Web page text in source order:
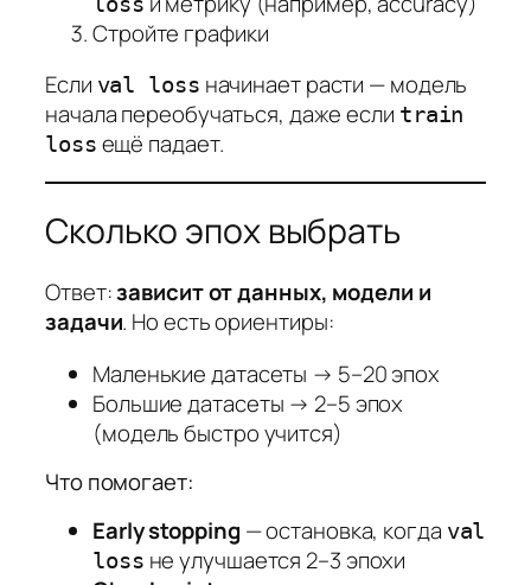
Стройте графики
Если val loss начинает расти — модель
начала переобучаться, даже если train
loss ещё падает.
Сколько эпох выбрать
Ответ:зависит от данных, модели и
задачи. Но есть ориентиры:
Маленькие датасеты → 5–20 эпох
Большие датасеты → 2–5 эпох
(модель быстро учится)
Что помогает:
Early stopping — остановка, когда val
loss не улучшается 2–3 эпохи